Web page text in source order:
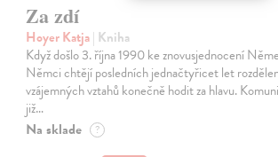
Za zdí
Hoyer Katja| Kniha
Když došlo 3. října 1990 ke znovusjednocení
Němci chtějí posledních jednačtyřicet let
vzájemných vztahů konečně hodit za hlavu.
již…
Na sklade ?